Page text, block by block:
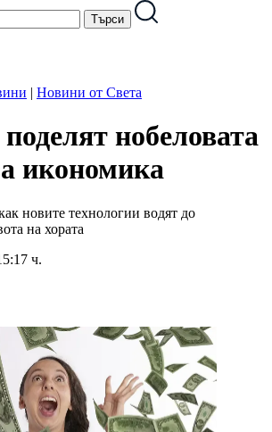
| Новини от Света
нобеловата
икономика
новите технологии водят до
на хората
ч.